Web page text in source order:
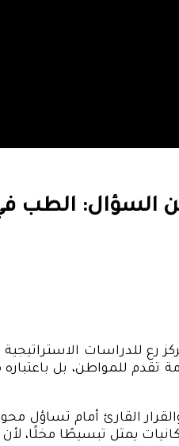
السؤال: الطب
رع للدراسات
للمواطن، بل
القارئ أمام تساؤل
يمثل تبسيطًا مخلًا، لأن